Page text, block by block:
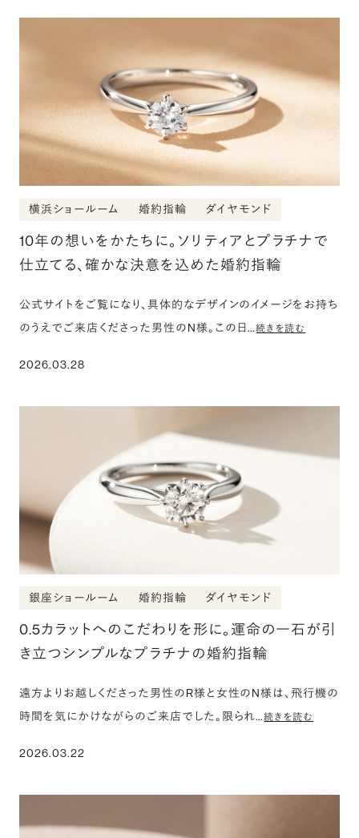
横浜ショールーム 婚約指輪 ダイヤモンド
10年の想いをかたちに。ソリティアとプラチナで
仕立てる、確かな決意を込めた婚約指輪
公式サイトをご覧になり、具体的なデザインのイメージをお持ち
のうえでご来店くださった男性のN様。この日…続きを読む
2026.03.28
銀座ショールーム 婚約指輪 ダイヤモンド
0.5カラットへのこだわりを形に。運命の一石が引
き立つシンプルなプラチナの婚約指輪
遠方よりお越しくださった男性のR様と女性のN様は、飛行機の
時間を気にかけながらのご来店でした。限られ…続きを読む
2026.03.22